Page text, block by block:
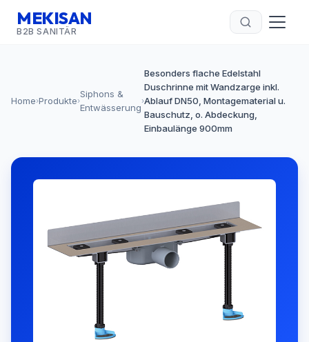
MEKISAN
B2B SANITÄR
Home›Produkte›
Siphons &
Entwässerung
›
Besonders flache Edelstahl
Duschrinne mit Wandzarge inkl.
Ablauf DN50, Montagematerial u.
Bauschutz, o. Abdeckung,
Einbaulänge 900mm